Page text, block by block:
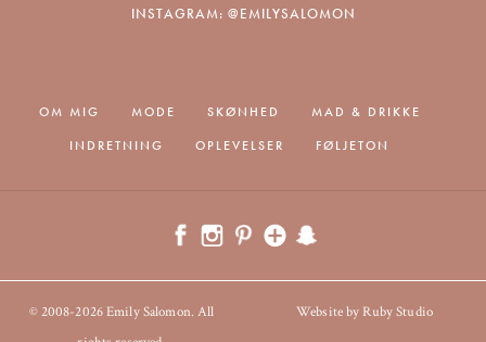
INSTAGRAM: @EMILYSALOMON
OM MIG MODE SKØNHED
MAD & DRIKKE
INDRETNING
OPLEVELSER FØLJETON
© 2008-2026 Emily Salomon. All
Website by Ruby Studio